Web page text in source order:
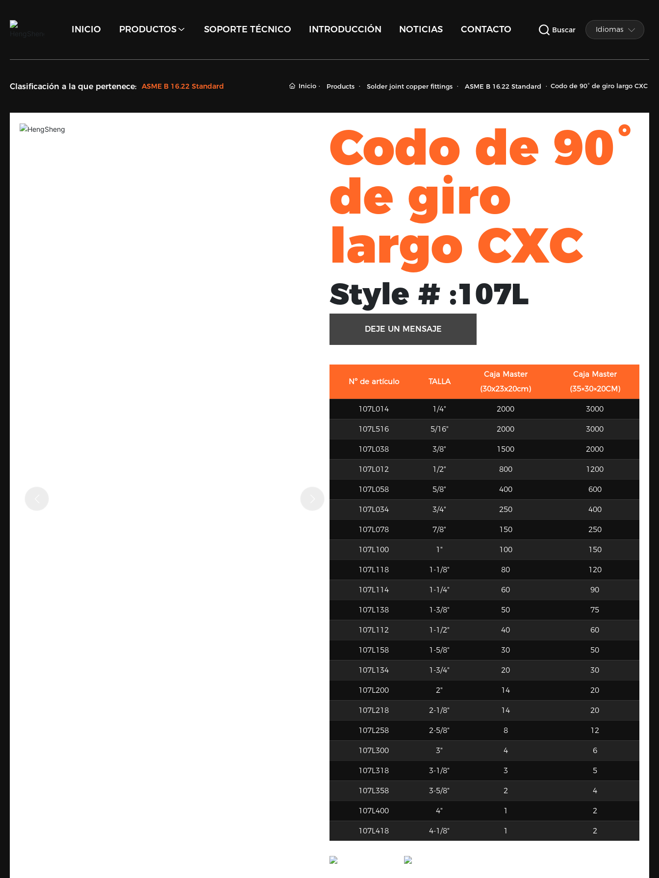
INICIO PRODUCTOS SOPORTE TÉCNICO INTRODUCCIÓN NOTICIAS CONTACTO Buscar Idiomas
Clasificación a la que pertenece: ASME B 16.22 Standard Inicio Products Solder joint copper fittings ASME B 16.22 Standard Codo de 90° de giro largo CXC
Codo de 90°
de giro
largo CXC
Style # :107L
DEJE UN MENSAJE
Nº de artículo TALLA
Caja Master
(30x23x20cm)
Caja Master
(35×30×20CM)
107L014 1/4" 2000 3000
107L516 5/16" 2000 3000
107L038 3/8" 1500 2000
107L012 1/2" 800 1200
107L058 5/8" 400 600
107L034 3/4" 250 400
107L078 7/8" 150 250
107L100 1" 100 150
107L118 1-1/8" 80 120
107L114 1-1/4" 60 90
107L138 1-3/8" 50 75
107L112 1-1/2" 40 60
107L158 1-5/8" 30 50
107L134 1-3/4" 20 30
107L200 2" 14 20
107L218 2-1/8" 14 20
107L258 2-5/8" 8 12
107L300 3" 4 6
107L318 3-1/8" 3 5
107L358 3-5/8" 2 4
107L400 4" 1 2
107L418 4-1/8" 1 2